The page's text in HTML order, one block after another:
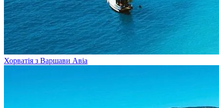
Хорватія з Варшави Авіа